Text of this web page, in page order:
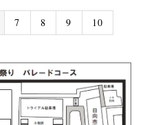
7 8 9
10